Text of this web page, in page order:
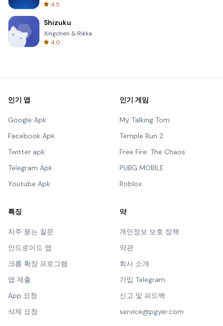
4.5
Shizuku
Xingchen & Rikka
4.0
인기 앱
Google Apk
Facebook Apk
Twitter apk
Telegram Apk
Youtube Apk
인기 게임
My Talking Tom
Temple Run 2
Free Fire: The Chaos
PUBG MOBILE
Roblox
특징
자주 묻는 질문
안드로이드 앱
크롬 확장 프로그램
앱 제출
App 요청
삭제 요청
약
개인정보 보호 정책
약관
회사 소개
가입 Telegram
신고 및 피드백
service@pgyer.com